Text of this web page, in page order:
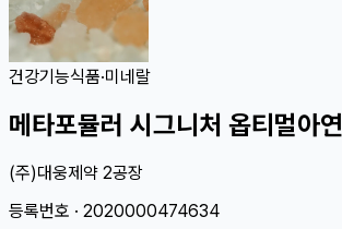
건강기능식품·미네랄
메타포뮬러 시그니처 옵티멀아연
(주)대웅제약 2공장
등록번호 · 2020000474634